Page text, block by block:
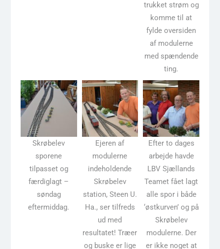
trukket strøm og
komme til at
fylde oversiden
af modulerne
med spændende
ting.
Skrøbelev
sporene
tilpasset og
færdiglagt –
søndag
eftermiddag.
Ejeren af
modulerne
indeholdende
Skrøbelev
station, Steen U.
Ha., ser tilfreds
ud med
resultatet! Træer
og buske er lige
Efter to dages
arbejde havde
LBV Sjællands
Teamet fået lagt
alle spor i både
‘østkurven’ og på
Skrøbelev
modulerne. Der
er ikke noget at